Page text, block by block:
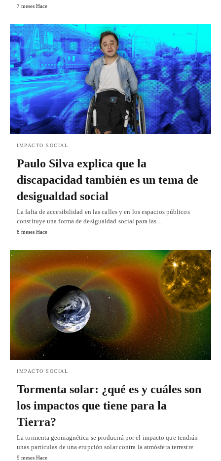
7 meses Hace
IMPACTO SOCIAL
Paulo Silva explica que la
discapacidad también es un tema de
desigualdad social
La falta de accesibilidad en las calles y en los espacios públicos
constituye una forma de desigualdad social para las…
8 meses Hace
IMPACTO SOCIAL
Tormenta solar: ¿qué es y cuáles son
los impactos que tiene para la
Tierra?
La tormenta geomagnética se producirá por el impacto que tendrán
unas partículas de una erupción solar contra la atmósfera terrestre
9 meses Hace